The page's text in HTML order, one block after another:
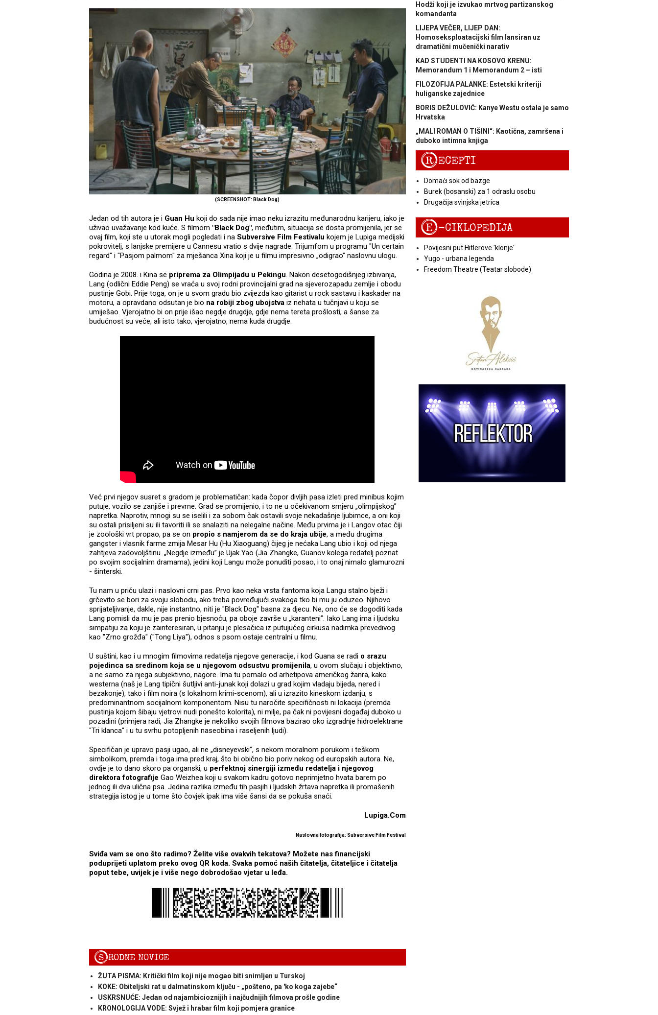
(SCREENSHOT: Black Dog)
Jedan od tih autora je i Guan Hu koji do sada nije imao neku izrazitu međunarodnu karijeru, iako je
uživao uvažavanje kod kuće. S filmom "Black Dog", međutim, situacija se dosta promijenila, jer se
ovaj film, koji ste u utorak mogli pogledati i na Subversive Film Festivalu kojem je Lupiga medijski
pokrovitelj, s lanjske premijere u Cannesu vratio s dvije nagrade. Trijumfom u programu "Un certain
regard" i "Pasjom palmom" za mješanca Xina koji je u filmu impresivno „odigrao” naslovnu ulogu.
Godina je 2008. i Kina se priprema za Olimpijadu u Pekingu. Nakon desetogodišnjeg izbivanja,
Lang (odlični Eddie Peng) se vraća u svoj rodni provincijalni grad na sjeverozapadu zemlje i obodu
pustinje Gobi. Prije toga, on je u svom gradu bio zvijezda kao gitarist u rock sastavu i kaskader na
motoru, a opravdano odsutan je bio na robiji zbog ubojstva iz nehata u tučnjavi u koju se
umiješao. Vjerojatno bi on prije išao negdje drugdje, gdje nema tereta prošlosti, a šanse za
budućnost su veće, ali isto tako, vjerojatno, nema kuda drugdje.
Već prvi njegov susret s gradom je problematičan: kada čopor divljih pasa izleti pred minibus kojim
putuje, vozilo se zanjiše i prevrne. Grad se promijenio, i to ne u očekivanom smjeru „olimpijskog”
napretka. Naprotiv, mnogi su se iselili i za sobom čak ostavili svoje nekadašnje ljubimce, a oni koji
su ostali prisiljeni su ili tavoriti ili se snalaziti na nelegalne načine. Među prvima je i Langov otac čiji
je zoološki vrt propao, pa se on propio s namjerom da se do kraja ubije, a među drugima
gangster i vlasnik farme zmija Mesar Hu (Hu Xiaoguang) čijeg je nećaka Lang ubio i koji od njega
zahtjeva zadovoljštinu. „Negdje između” je Ujak Yao (Jia Zhangke, Guanov kolega redatelj poznat
po svojim socijalnim dramama), jedini koji Langu može ponuditi posao, i to onaj nimalo glamurozni
- šinterski.
Tu nam u priču ulazi i naslovni crni pas. Prvo kao neka vrsta fantoma koja Langu stalno bježi i
grčevito se bori za svoju slobodu, ako treba povređujući svakoga tko bi mu ju oduzeo. Njihovo
sprijateljivanje, dakle, nije instantno, niti je "Black Dog" basna za djecu. Ne, ono će se dogoditi kada
Lang pomisli da mu je pas prenio bjesnoću, pa oboje završe u „karanteni”. Iako Lang ima i ljudsku
simpatiju za koju je zainteresiran, u pitanju je plesačica iz putujućeg cirkusa nadimka prevedivog
kao "Zrno grožđa" ("Tong Liya"), odnos s psom ostaje centralni u filmu.
U suštini, kao i u mnogim filmovima redatelja njegove generacije, i kod Guana se radi o srazu
pojedinca sa sredinom koja se u njegovom odsustvu promijenila, u ovom slučaju i objektivno,
a ne samo za njega subjektivno, nagore. Ima tu pomalo od arhetipova američkog žanra, kako
westerna (naš je Lang tipični šutljivi anti-junak koji dolazi u grad kojim vladaju bijeda, nered i
bezakonje), tako i film noira (s lokalnom krimi-scenom), ali u izrazito kineskom izdanju, s
predominantnom socijalnom komponentom. Nisu tu naročite specifičnosti ni lokacija (premda
pustinja kojom šibaju vjetrovi nudi ponešto kolorita), ni milje, pa čak ni povijesni događaj duboko u
pozadini (primjera radi, Jia Zhangke je nekoliko svojih filmova bazirao oko izgradnje hidroelektrane
"Tri klanca" i u tu svrhu potopljenih naseobina i raseljenih ljudi).
Specifičan je upravo pasji ugao, ali ne „disneyevski”, s nekom moralnom porukom i teškom
simbolikom, premda i toga ima pred kraj, što bi obično bio poriv nekog od europskih autora. Ne,
ovdje je to dano skoro pa organski, u perfektnoj sinergiji između redatelja i njegovog
direktora fotografije Gao Weizhea koji u svakom kadru gotovo neprimjetno hvata barem po
jednog ili dva ulična psa. Jedina razlika između tih pasjih i ljudskih žrtava napretka ili promašenih
strategija istog je u tome što čovjek ipak ima više šansi da se pokuša snaći.
Lupiga.Com
Naslovna fotografija: Subversive Film Festival
Sviđa vam se ono što radimo? Želite više ovakvih tekstova? Možete nas financijski
poduprijeti uplatom preko ovog QR koda. Svaka pomoć naših čitatelja, čitateljice i čitatelja
poput tebe, uvijek je i više nego dobrodošao vjetar u leđa.
SRODNE NOVICE
ŽUTA PISMA: Kritički film koji nije mogao biti snimljen u Turskoj
KOKE: Obiteljski rat u dalmatinskom ključu - „pošteno, pa 'ko koga zajebe“
USKRSNUĆE: Jedan od najambicioznijih i najčudnijih filmova prošle godine
KRONOLOGIJA VODE: Svjež i hrabar film koji pomjera granice
Hodži koji je izvukao mrtvog partizanskog
komandanta
LIJEPA VEČER, LIJEP DAN:
Homoseksploatacijski film lansiran uz
dramatični mučenički narativ
KAD STUDENTI NA KOSOVO KRENU:
Memorandum 1 i Memorandum 2 – isti
FILOZOFIJA PALANKE: Estetski kriteriji
huliganske zajednice
BORIS DEŽULOVIĆ: Kanye Westu ostala je samo
Hrvatska
„MALI ROMAN O TIŠINI“: Kaotična, zamršena i
duboko intimna knjiga
RECEPTI
Domaći sok od bazge
Burek (bosanski) za 1 odraslu osobu
Drugačija svinjska jetrica
E-CIKLOPEDIJA
Povijesni put Hitlerove 'klonje'
Yugo - urbana legenda
Freedom Theatre (Teatar slobode)